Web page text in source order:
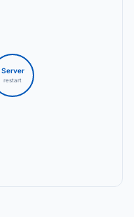
Server
restart